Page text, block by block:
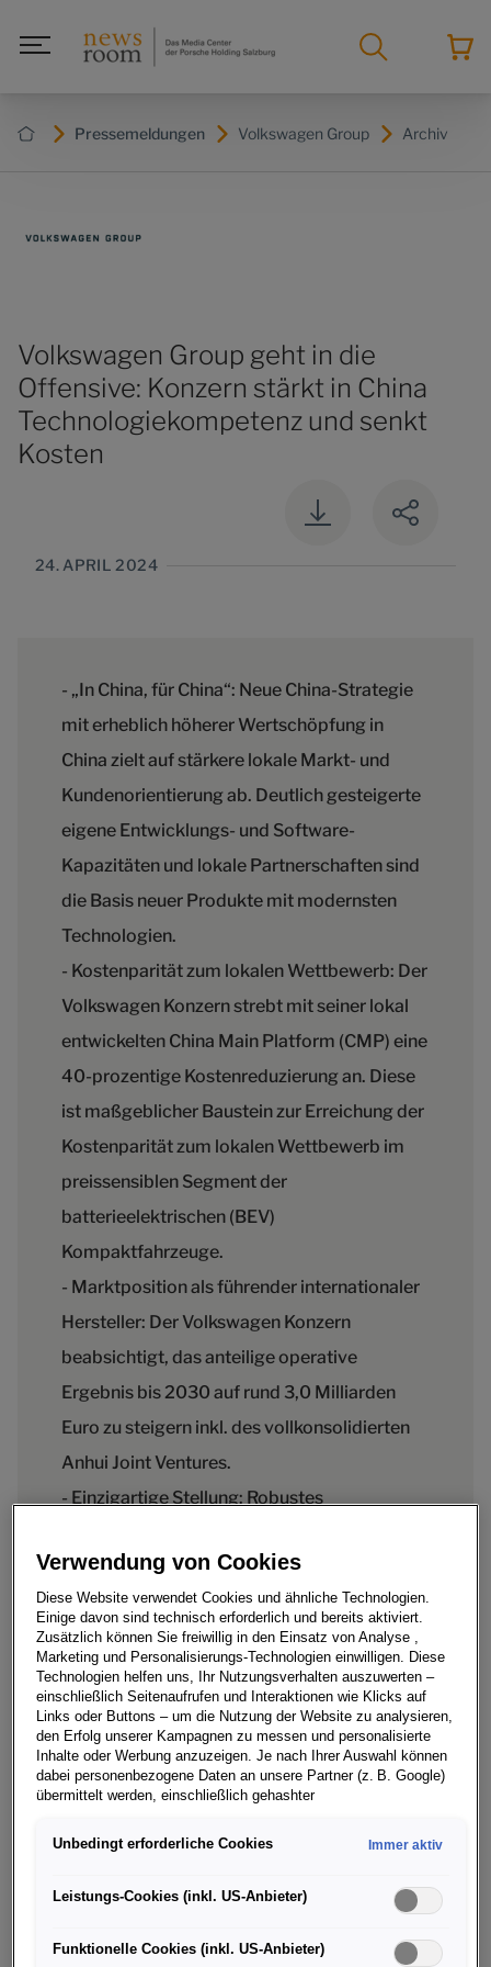
Pressemeldungen Volkswagen Group Archiv
Volkswagen Group geht in die
Offensive: Konzern stärkt in China
Technologiekompetenz und senkt
Kosten
24. APRIL 2024
- „In China, für China“: Neue China-Strategie
mit erheblich höherer Wertschöpfung in
China zielt auf stärkere lokale Markt- und
Kundenorientierung ab. Deutlich gesteigerte
eigene Entwicklungs- und Software-
Kapazitäten und lokale Partnerschaften sind
die Basis neuer Produkte mit modernsten
Technologien.
- Kostenparität zum lokalen Wettbewerb: Der
Volkswagen Konzern strebt mit seiner lokal
entwickelten China Main Platform (CMP) eine
40-prozentige Kostenreduzierung an. Diese
ist maßgeblicher Baustein zur Erreichung der
Kostenparität zum lokalen Wettbewerb im
preissensiblen Segment der
batterieelektrischen (BEV)
Kompaktfahrzeuge.
- Marktposition als führender internationaler
Hersteller: Der Volkswagen Konzern
beabsichtigt, das anteilige operative
Ergebnis bis 2030 auf rund 3,0 Milliarden
Euro zu steigern inkl. des vollkonsolidierten
Anhui Joint Ventures.
- Einzigartige Stellung: Robustes
Basis für die Transformation hin zu
intelligenten, vernetzten Fahrzeugen (ICV).
- Erschließung neuer Profit-Pools: Profitables
Wachstum durch chinaspezifisches
Produktportfolio in sich dynamisch
entwickelndem Markt für hybride und
vollelektrische Fahrzeuge (NEV).
„China ist unser zweiter Heimatmarkt. Wir
treiben unsere Strategie weiter strukturiert
Offensive. Wir konzentrieren uns dabei auf
Verwendung von Cookies
Diese Website verwendet Cookies und ähnliche Technologien.
Einige davon sind technisch erforderlich und bereits aktiviert.
Zusätzlich können Sie freiwillig in den Einsatz von Analyse ,
Marketing und Personalisierungs-Technologien einwilligen. Diese
Technologien helfen uns, Ihr Nutzungsverhalten auszuwerten –
einschließlich Seitenaufrufen und Interaktionen wie Klicks auf
Links oder Buttons – um die Nutzung der Website zu analysieren,
den Erfolg unserer Kampagnen zu messen und personalisierte
Inhalte oder Werbung anzuzeigen. Je nach Ihrer Auswahl können
dabei personenbezogene Daten an unsere Partner (z. B. Google)
übermittelt werden, einschließlich gehashter
(z. B. E Mail Adresse oder Telefonnummer).
Dienste der Google Ireland Ltd., die personenbezogene Daten an
die Google LLC in den USA weiterleiten kann. In den USA besteht
und eingeschränkte Rechtsschutzmöglichkeiten können nicht
Unbedingt erforderliche Cookies Immer aktiv
Leistungs-Cookies (inkl. US-Anbieter)
Funktionelle Cookies (inkl. US-Anbieter)